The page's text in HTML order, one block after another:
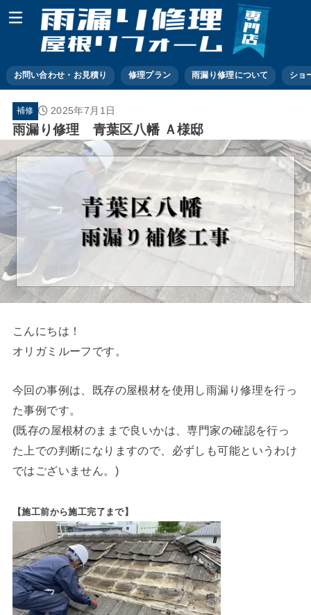
お問い合わせ・お見積り 修理プラン 雨漏り修理について ショ
補修 2025年7月1日
雨漏り修理 青葉区八幡 Ａ様邸
こんにちは！
オリガミルーフです。
今回の事例は、既存の屋根材を使用し雨漏り修理を行っ
た事例です。
(既存の屋根材のままで良いかは、専門家の確認を行っ
た上での判断になりますので、必ずしも可能というわけ
ではございません。)
【施工前から施工完了まで】